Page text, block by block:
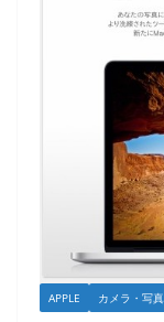
APPLE カメラ・写真